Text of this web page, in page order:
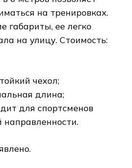
на тренировках.
габариты, ее легко
на улицу. Стоимость:
чехол;
длина;
для спортсменов
направленности.